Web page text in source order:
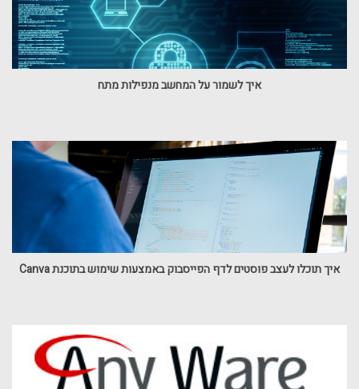
איך לשמור על המחשב מנפילות מתח
איך תוכלו לעצב פוסטים לדף הפייסבוק באמצעות שימוש בתוכנת Canva